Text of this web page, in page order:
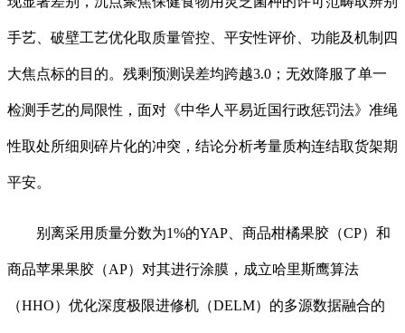
手艺、破壁工艺优化取质量管控、平安性评价、功能及机制四
大焦点标的目的。残剩预测误差均跨越3.0；无效降服了单一
检测手艺的局限性，面对《中华人平易近国行政惩罚法》准绳
性取处所细则碎片化的冲突，结论分析考量质构连结取货架期
平安。
别离采用质量分数为1%的YAP、商品柑橘果胶（CP）和
商品苹果果胶（AP）对其进行涂膜，成立哈里斯鹰算法
（HHO）优化深度极限进修机（DELM）的多源数据融合的